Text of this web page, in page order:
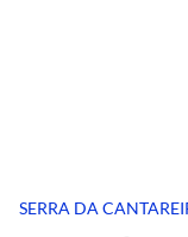
SERRA DA